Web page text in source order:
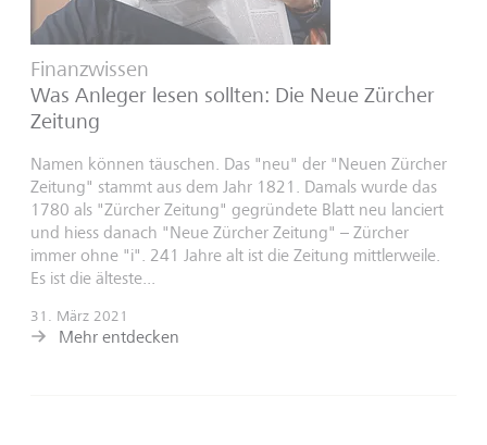
Finanzwissen
Was Anleger lesen sollten: Die Neue Zürcher
Zeitung
Namen können täuschen. Das "neu" der "Neuen Zürcher
Zeitung" stammt aus dem Jahr 1821. Damals wurde das
1780 als "Zürcher Zeitung" gegründete Blatt neu lanciert
und hiess danach "Neue Zürcher Zeitung" – Zürcher
immer ohne "i". 241 Jahre alt ist die Zeitung mittlerweile.
Es ist die älteste...
31. März 2021
Mehr entdecken